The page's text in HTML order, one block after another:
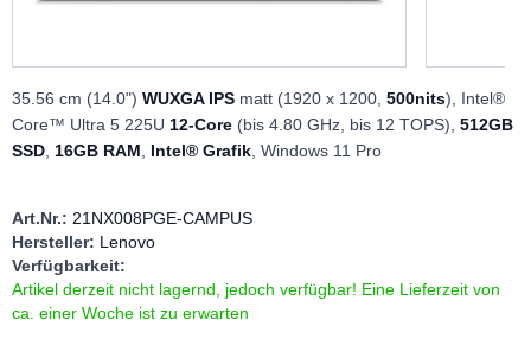
35.56 cm (14.0") WUXGA IPS matt (1920 x 1200, 500nits), Intel®
Core™ Ultra 5 225U 12-Core (bis 4.80 GHz, bis 12 TOPS), 512GB
SSD 16GB RAM Intel® Grafik , Windows 11 Pro
Art.Nr.: 21NX008PGE-CAMPUS
Hersteller: Lenovo
Verfügbarkeit:
Artikel derzeit nicht lagernd, jedoch verfügbar! Eine Lieferzeit von
ca. einer Woche ist zu erwarten